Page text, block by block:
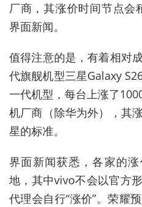
厂商，其涨价时间节点会
界面新闻。
值得注意的是，有着相对
代旗舰机型三星Galaxy
一代机型，每台上涨了
机厂商（除华为外），其
星的标准。
界面新闻获悉，各家的
地，其中vivo不会以官方
代理会自行“涨价”。荣耀